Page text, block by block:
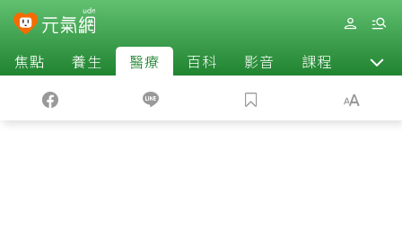
焦點 養生 醫療 百科 影音 課程 退休